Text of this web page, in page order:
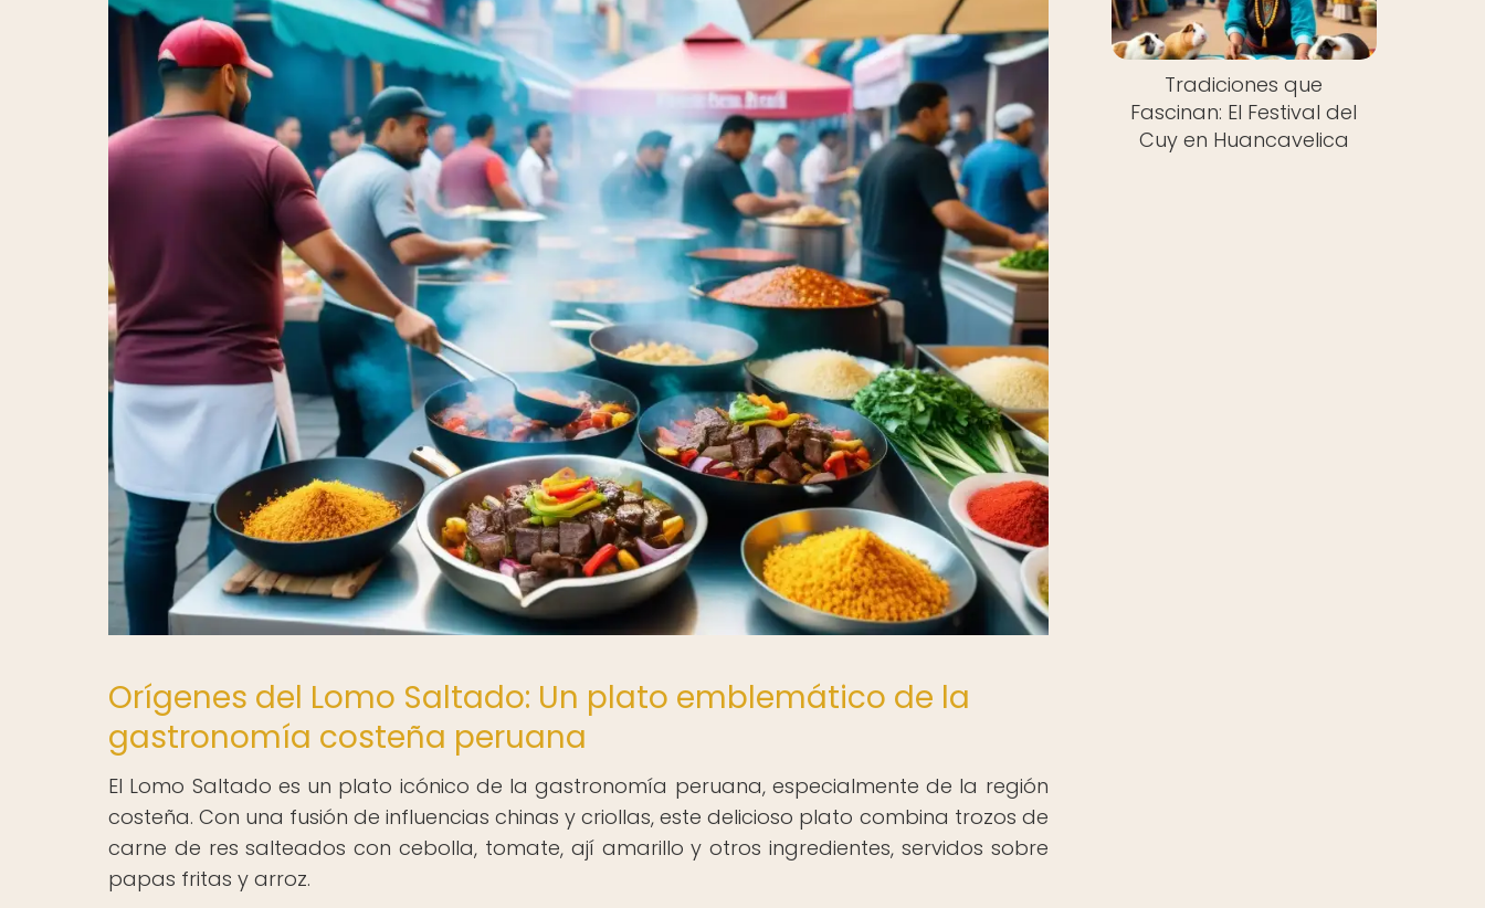
Orígenes del Lomo Saltado: Un plato emblemático de la
gastronomía costeña peruana
El Lomo Saltado es un plato icónico de la gastronomía peruana, especialmente de la región
costeña. Con una fusión de influencias chinas y criollas, este delicioso plato combina trozos de
carne de res salteados con cebolla, tomate, ají amarillo y otros ingredientes, servidos sobre
papas fritas y arroz.
Tradiciones que
Fascinan: El Festival del
Cuy en Huancavelica